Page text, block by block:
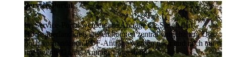
Service-Portal
Im Service-Portal werden alle Anträge die Sie an den
Hochsauerlandkreis stellen können zentral vorgehalten. Die
noch vorhandenen PDF-Anträge werden nach und nach auf
intelligente Online-Anträge umgestellt.